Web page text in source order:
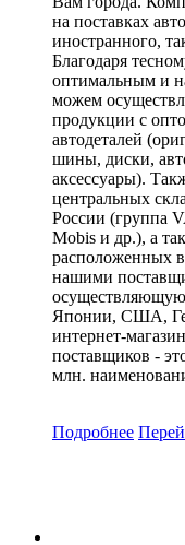
на поставках
иностранного,
Благодаря
оптимальным и
можем
продукции с
автодеталей
шины, диски,
аксессуары).
центральных
России (группа
Mobis и др.), а
расположенных
нашими
Японии, США,
интернет-
поставщиков -
млн.
Подробнее